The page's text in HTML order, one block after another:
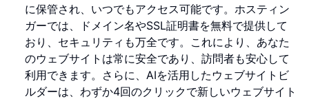
に保管され、いつでもアクセス可能です。ホスティン
ガーでは、ドメイン名やSSL証明書を無料で提供して
おり、セキュリティも万全です。これにより、あなた
のウェブサイトは常に安全であり、訪問者も安心して
利用できます。さらに、AIを活用したウェブサイトビ
ルダーは、わずか4回のクリックで新しいウェブサイト